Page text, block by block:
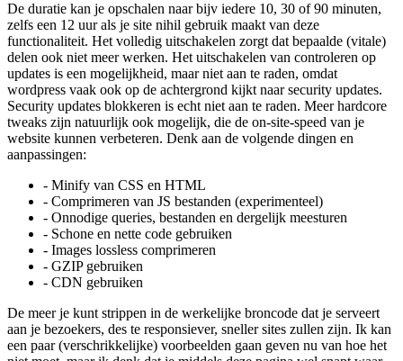
De duratie kan je opschalen naar bijv iedere 10, 30 of 90 minuten,
zelfs een 12 uur als je site nihil gebruik maakt van deze
functionaliteit. Het volledig uitschakelen zorgt dat bepaalde (vitale)
delen ook niet meer werken. Het uitschakelen van controleren op
updates is een mogelijkheid, maar niet aan te raden, omdat
wordpress vaak ook op de achtergrond kijkt naar security updates.
Security updates blokkeren is echt niet aan te raden. Meer hardcore
tweaks zijn natuurlijk ook mogelijk, die de on-site-speed van je
website kunnen verbeteren. Denk aan de volgende dingen en
aanpassingen:
- Minify van CSS en HTML
- Comprimeren van JS bestanden (experimenteel)
- Onnodige queries, bestanden en dergelijk meesturen
- Schone en nette code gebruiken
- Images lossless comprimeren
- GZIP gebruiken
- CDN gebruiken
De meer je kunt strippen in de werkelijke broncode dat je serveert
aan je bezoekers, des te responsiever, sneller sites zullen zijn. Ik kan
een paar (verschrikkelijke) voorbeelden gaan geven nu van hoe het